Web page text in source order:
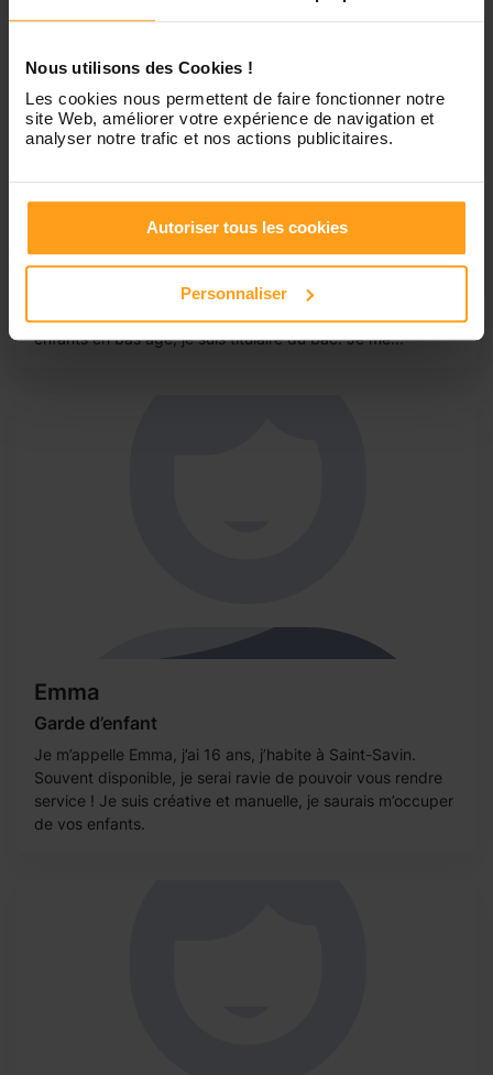
Nous utilisons des Cookies !
Les cookies nous permettent de faire fonctionner notre
site Web, améliorer votre expérience de navigation et
analyser notre trafic et nos actions publicitaires.
Autoriser tous les cookies
Personnaliser
Théo
Je rechercher un job étudiant afin de financer mes études
et mon permis de conduire. Je suis un jeune garçon
enfants en bas âge, je suis titulaire du bac. Je me...
Emma
Garde d’enfant
Je m’appelle Emma, j’ai 16 ans, j’habite à Saint-Savin.
Souvent disponible, je serai ravie de pouvoir vous rendre
service ! Je suis créative et manuelle, je saurais m’occuper
de vos enfants.